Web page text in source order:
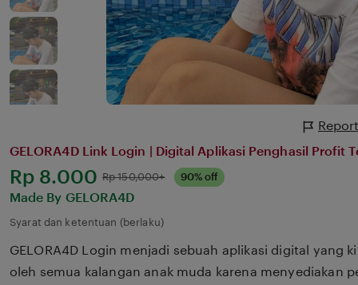
GELORA4D Link Login | Digital Aplikasi Penghasil Profit
Harga:
Rp 8.000 Normal:
Rp 150,000+ 90% off
Made By GELORA4D
Syarat dan ketentuan (berlaku)
GELORA4D Login menjadi sebuah aplikasi digital yang
oleh semua kalangan anak muda karena menyediakan